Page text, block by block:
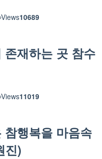
Views10689
존재하는 곳 참수
Views11019
참행복을 마음속
진)